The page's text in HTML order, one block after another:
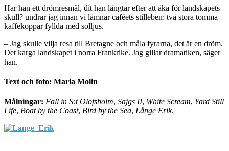
Har han ett drömresmål, dit han längtar efter att åka för landskapets
skull? undrar jag innan vi lämnar caféets stilleben: två stora tomma
kaffekoppar fyllda med solljus.
– Jag skulle vilja resa till Bretagne och måla fyrarna, det är en dröm.
Det karga landskapet i norra Frankrike. Jag gillar dramatiken, säger
han.
Text och foto: Maria Molin
Målningar: Fall in S:t Olofsholm, Sajgs II, White Scream, Yard Still
Life, Boat by the Coast, Bird by the Sea, Långe Erik.